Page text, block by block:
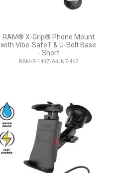
RAM® X-Grip® Phone Mount
with Vibe-SafeT & U-Bolt Base
- Short
RAM-B-149Z-A-UN7-462